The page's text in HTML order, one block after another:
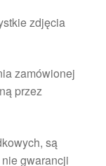
zdjęcia
zamówionej
przez
są
gwarancji